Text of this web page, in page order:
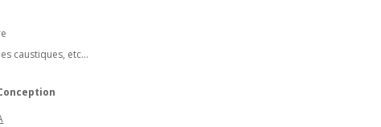
caustiques, etc…